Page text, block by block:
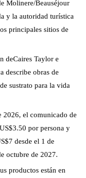
Molinere/Beauséjour
y la autoridad turística
principales sitios de
deCaires Taylor e
describe obras de
sustrato para la vida
2026, el comunicado de
por persona y
desde el 1 de
octubre de 2027.
productos están en